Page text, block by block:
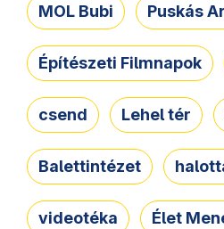
MOL Bubi Puskás
Építészeti Filmnapok
csend Lehel tér
Balettintézet
videotéka Élet